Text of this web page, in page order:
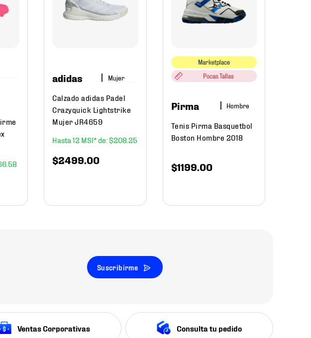
. 58
adidas Mujer
Calzado adidas Padel
Crazyquick Lightstrike
Mujer JR4659
12
$208 25
$2499.00
Marketplace
Pocas Tallas
Pirma Hombre
Tenis Pirma Basquetbol
Boston Hombre 2018
$1199.00
Suscribirme
Ventas Corporativas Consulta tu pedido